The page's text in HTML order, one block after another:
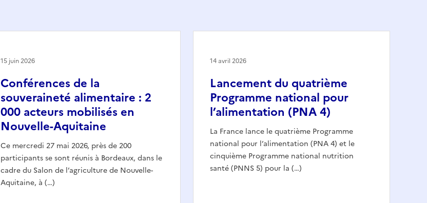
Conférences de la
souveraineté alimentaire : 2
000 acteurs mobilisés en
Nouvelle-Aquitaine
Ce mercredi 27 mai 2026, près de 200
participants se sont réunis à Bordeaux, dans le
cadre du Salon de l’agriculture de Nouvelle-
Aquitaine, à (…)
15 juin 2026
Lancement du quatrième
Programme national pour
l’alimentation (PNA 4)
La France lance le quatrième Programme
national pour l’alimentation (PNA 4) et le
cinquième Programme national nutrition
santé (PNNS 5) pour la (…)
14 avril 2026